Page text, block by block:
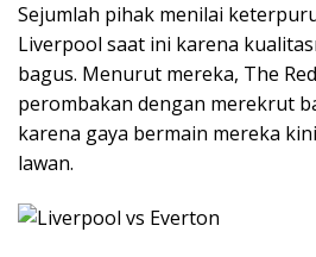
Sejumlah pihak menilai
Liverpool saat ini karena
bagus. Menurut mereka, The
perombakan dengan merekrut
karena gaya bermain mereka
lawan.